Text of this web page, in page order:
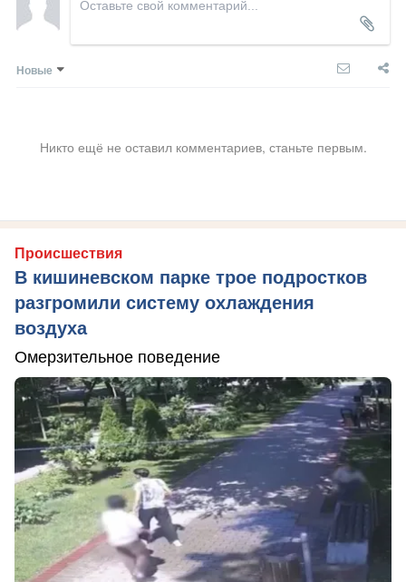
Новые
Никто ещё не оставил комментариев, станьте первым.
Происшествия
В кишиневском парке трое подростков
разгромили систему охлаждения
воздуха
Омерзительное поведение